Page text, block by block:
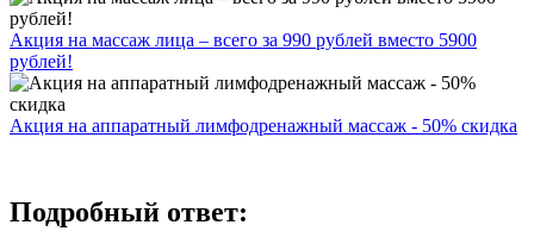
Акция на массаж лица – всего за 990 рублей вместо 5900
рублей!
Акция на аппаратный лимфодренажный массаж - 50% скидка
Подробный ответ: